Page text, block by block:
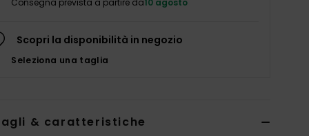
Scopri la disponibilità in negozio
Seleziona una taglia
& caratteristiche